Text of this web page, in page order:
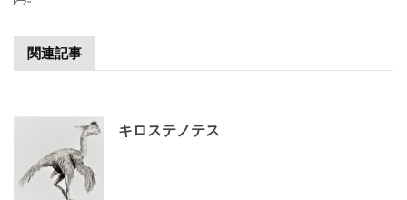
関連記事
キロステノテス